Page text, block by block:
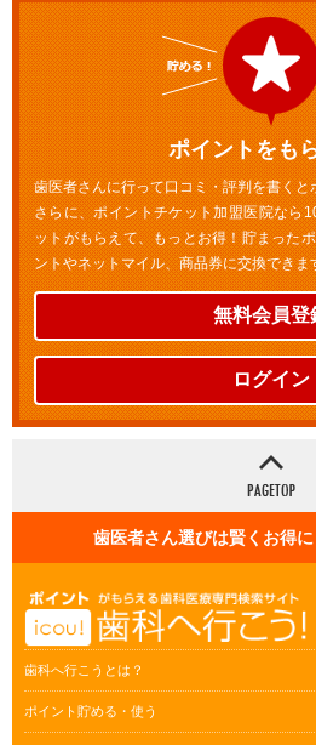
ポイントをも
歯医者さんに行って口コミ・評判を書く
さらに、ポイントチケット加盟医院なら
ットがもらえて、もっとお得！貯まった
ントやネットマイル、商品券に交換できま
無料会員登
ログイン
歯医者さん選びは賢くお得
歯科へ行こうとは？
ポイント貯める・使う